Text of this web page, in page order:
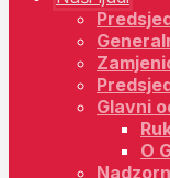
Glavni
O